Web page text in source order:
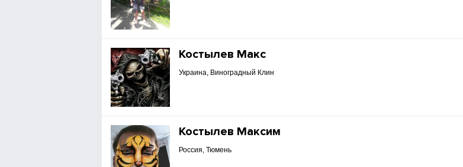
Костылев Макс
Украина, Виноградный Клин
Костылев Максим
Россия, Тюмень